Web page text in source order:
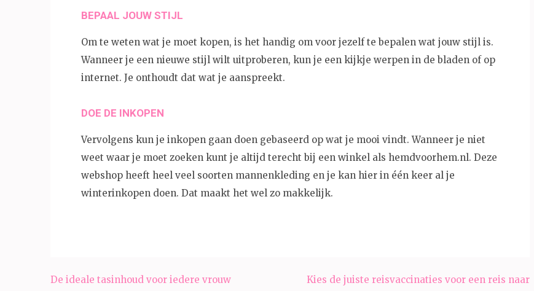
BEPAAL JOUW STIJL
Om te weten wat je moet kopen, is het handig om voor jezelf te bepalen wat jouw stijl is.
Wanneer je een nieuwe stijl wilt uitproberen, kun je een kijkje werpen in de bladen of op
internet. Je onthoudt dat wat je aanspreekt.
DOE DE INKOPEN
Vervolgens kun je inkopen gaan doen gebaseerd op wat je mooi vindt. Wanneer je niet
weet waar je moet zoeken kunt je altijd terecht bij een winkel als hemdvoorhem.nl. Deze
webshop heeft heel veel soorten mannenkleding en je kan hier in één keer al je
winterinkopen doen. Dat maakt het wel zo makkelijk.
Post
De ideale tasinhoud voor iedere vrouw
Kies de juiste reisvaccinaties voor een reis naar